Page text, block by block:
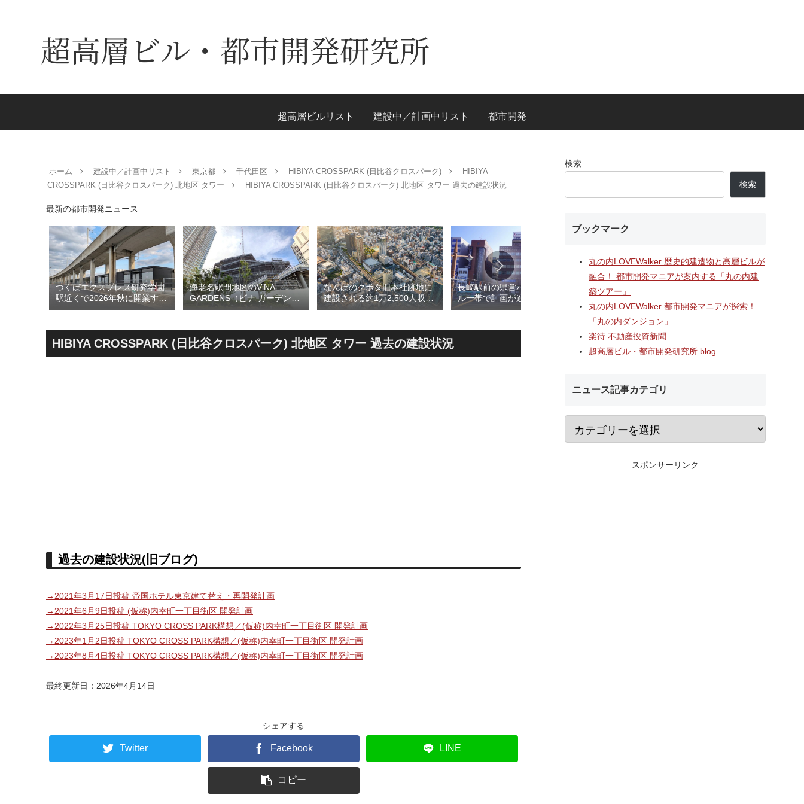
超高層ビル・都市開発研究所
超高層ビルリスト 建設中／計画中リスト 都市開発
ホーム 建設中／計画中リスト 東京都 千代田区 HIBIYA CROSSPARK (日比谷クロスパーク)
HIBIYA
CROSSPARK (日比谷クロスパーク) 北地区 タワー
HIBIYA CROSSPARK (日比谷クロスパーク) 北地区 タワー 過去の建設状況
最新の都市開発ニュース
つくばエクスプレス研究学園
駅近くで2026年秋に開業する
高架下商業施設「寿横
跡地の開発計画や商業ビル建
設進行などにより駅前商業地
海老名駅間地区のViNA
GARDENS（ビナ ガーデン
ズ）で建設中の「（仮称）フ
テル温浴棟」2026年夏時点建
設状況！！天然温泉のほか子
育て・ペット関連の複合施設
なんばのクボタ旧本社跡地に
建設される約1万2,500人収容
の多目的アリーナ「（仮称）
区名称は「Kubota field（クボ
タフィールド）」に決定！！
長崎駅前の県営バスターミナ
ル一帯で計画が進む「大黒町
地区第一種市街地再開発事
としたホテル・商業・オフィ
2階中央改札口やホームドア
が本格供用開始された「相鉄
線海老名駅改良工事」！！駅
機能強化で神奈川県央の交通
拠点が進化！！
「MCUD・HASEKO
HIBIYA CROSSPARK (日比谷クロスパーク) 北地区 タワー 過去の建設状況
過去の建設状況(旧ブログ)
→2021年3月17日投稿 帝国ホテル東京建て替え・再開発計画
→2021年6月9日投稿 (仮称)内幸町一丁目街区 開発計画
→2022年3月25日投稿 TOKYO CROSS PARK構想／(仮称)内幸町一丁目街区 開発計画
→2023年1月2日投稿 TOKYO CROSS PARK構想／(仮称)内幸町一丁目街区 開発計画
→2023年8月4日投稿 TOKYO CROSS PARK構想／(仮称)内幸町一丁目街区 開発計画
最終更新日：2026年4月14日
シェアする
Twitter Facebook LINE
コピー
検索
検索
ブックマーク
丸の内LOVEWalker 歴史的建造物と高層ビルが
融合！ 都市開発マニアが案内する「丸の内建
築ツアー」
丸の内LOVEWalker 都市開発マニアが探索！
「丸の内ダンジョン」
楽待 不動産投資新聞
超高層ビル・都市開発研究所.blog
ニュース記事カテゴリ
スポンサーリンク